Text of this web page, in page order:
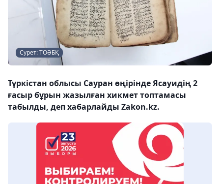
Сурет: ТОӘБҚ
Түркістан облысы Сауран өңірінде Ясауидің 2
ғасыр бұрын жазылған хикмет топтамасы
табылды, деп хабарлайды Zakon.kz.